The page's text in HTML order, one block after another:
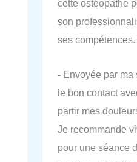
cette ostéopathe
son
ses
- Envoyée par
le bon contact
partir mes
Je recommande
pour une séance